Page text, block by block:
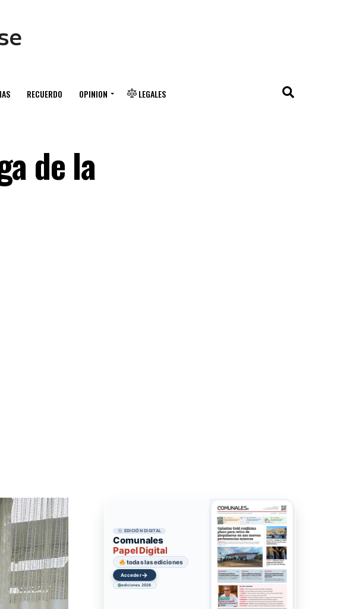
RECUERDO OPINION LEGALES
de la
EDICIÓN DIGITAL
Comunales
Papel Digital
todas las ediciones
Acceder→
ediciones 2026